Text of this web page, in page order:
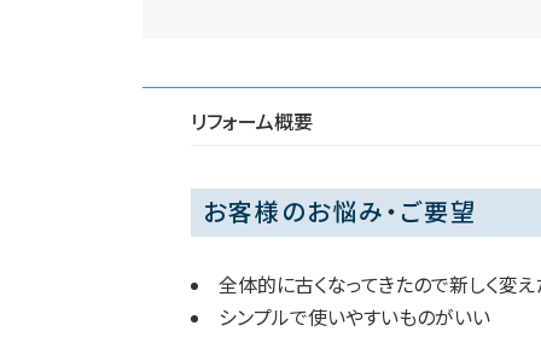
リフォーム概要
お客様のお悩み・ご要望
全体的に古くなってきたので新しく変
シンプルで使いやすいものがいい